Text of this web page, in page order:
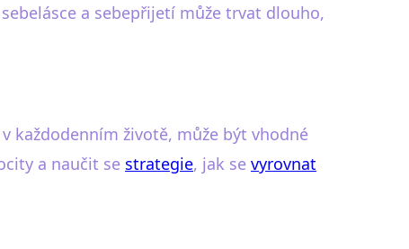
a sebepřijetí může trvat dlouho,
každodenním životě, může být vhodné
a naučit se strategie, jak se vyrovnat